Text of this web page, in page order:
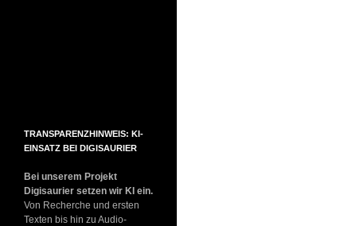
TRANSPARENZHINWEIS: KI-
EINSATZ BEI DIGISAURIER
Bei unserem Projekt
Digisaurier setzen wir KI ein.
Von Recherche und ersten
Texten bis hin zu Audio-